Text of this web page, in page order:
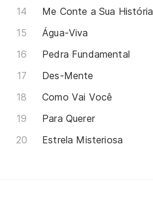
Me Conte a Sua História
Água-Viva
Pedra Fundamental
Des-Mente
Como Vai Você
Para Querer
Estrela Misteriosa